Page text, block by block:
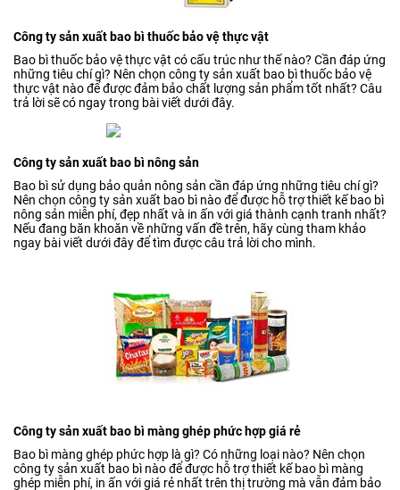
Công ty sản xuất bao bì thuốc bảo vệ thực vật
Bao bì thuốc bảo vệ thực vật có cấu trúc như thế nào? Cần đáp ứng
những tiêu chí gì? Nên chọn công ty sản xuất bao bì thuốc bảo vệ
thực vật nào để được đảm bảo chất lượng sản phẩm tốt nhất? Câu
trả lời sẽ có ngay trong bài viết dưới đây.
Công ty sản xuất bao bì nông sản
Bao bì sử dụng bảo quản nông sản cần đáp ứng những tiêu chí gì?
Nên chọn công ty sản xuất bao bì nào để được hỗ trợ thiết kế bao bì
nông sản miễn phí, đẹp nhất và in ấn với giá thành cạnh tranh nhất?
Nếu đang băn khoăn về những vấn đề trên, hãy cùng tham khảo
ngay bài viết dưới đây để tìm được câu trả lời cho mình.
Công ty sản xuất bao bì màng ghép phức hợp giá rẻ
Bao bì màng ghép phức hợp là gì? Có những loại nào? Nên chọn
công ty sản xuất bao bì nào để được hỗ trợ thiết kế bao bì màng
ghép miễn phí, in ấn với giá rẻ nhất trên thị trường mà vẫn đảm bảo